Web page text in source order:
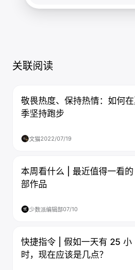
关联阅读
敬畏热度、保持热情：如何
季坚持跑步
文猫2022/07/19
本周看什么 | 最近值得一看
部作品
少数派编辑部07/10
快捷指令 | 假如一天有 25 小
时，现在应该是几点？